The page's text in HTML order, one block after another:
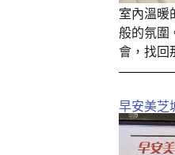
室內溫暖
般的氛圍
會，找回
早安美芝